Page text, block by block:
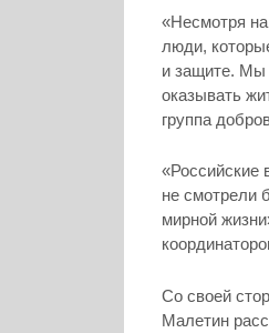
«Несмотря
люди,
и защите. Мы
оказывать
группа
«Российские
не смотрели
мирной
Со своей
Малетин